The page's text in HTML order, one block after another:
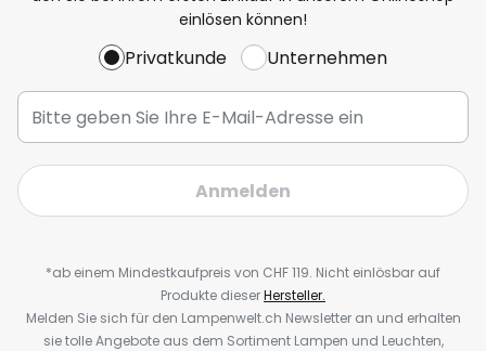
einlösen können!
Privatkunde Unternehmen
Anmelden
*ab einem Mindestkaufpreis von CHF 119. Nicht einlösbar auf
Produkte dieserHersteller.
Melden Sie sich für den Lampenwelt.ch Newsletter an und erhalten
sie tolle Angebote aus dem Sortiment Lampen und Leuchten,